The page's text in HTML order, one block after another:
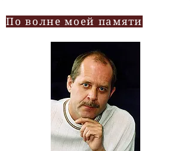
По волне моей памяти